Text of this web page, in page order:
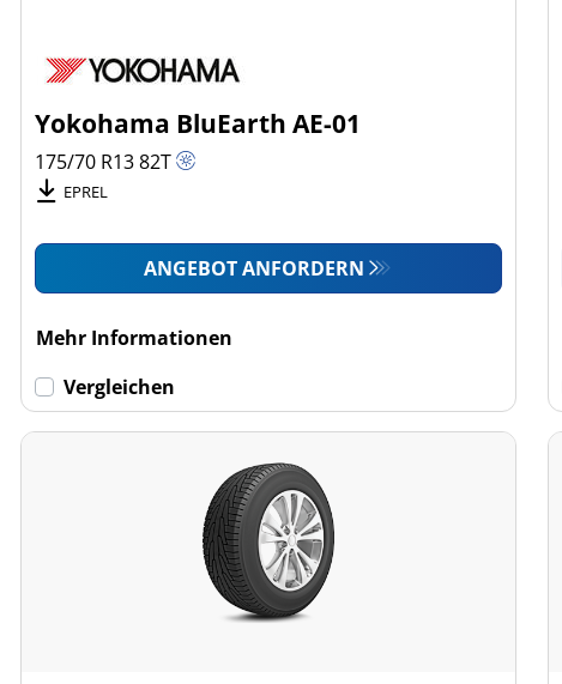
Yokohama BluEarth AE-01
175/70 R1382T
EPREL
ANGEBOT ANFORDERN
Mehr Informationen
Vergleichen